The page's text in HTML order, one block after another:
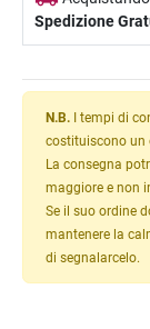
Spedizione
N.B. I tempi di
costituiscono un
La consegna
maggiore e non
Se il suo ordine
mantenere la
di segnalarcelo.